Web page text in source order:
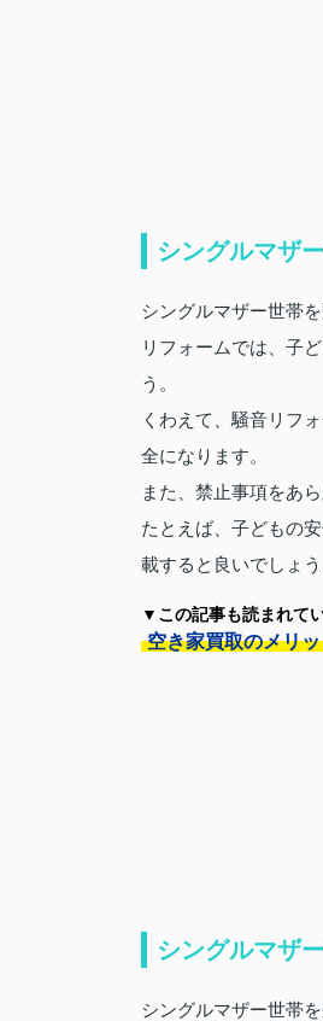
シングルマザ
シングルマザー世帯
リフォームでは、子
う。
くわえて、騒音リフ
全になります。
また、禁止事項をあ
たとえば、子どもの
載すると良いでしょう
▼この記事も読まれて
空き家買取のメリ
シングルマザ
シングルマザー世帯